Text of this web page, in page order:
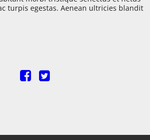
turpis egestas. Aenean ultricies blandit